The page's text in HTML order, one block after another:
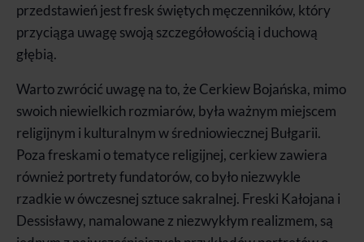
przedstawień jest fresk świętych męczenników, który
przyciąga uwagę swoją szczegółowością i duchową
głębią.
Warto zwrócić uwagę na to, że Cerkiew Bojańska, mimo
swoich niewielkich rozmiarów, była ważnym miejscem
religijnym i kulturalnym w średniowiecznej Bułgarii.
Poza freskami o tematyce religijnej, cerkiew zawiera
również portrety fundatorów, co było niezwykle
rzadkie w ówczesnej sztuce sakralnej. Freski Kałojana i
Dessisławy, namalowane z niezwykłym realizmem, są